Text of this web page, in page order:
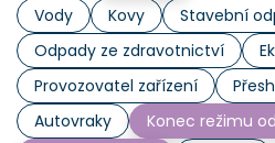
Vody
Kovy
Stavební
Odpady ze zdravotnictví
Provozovatel zařízení
Autovraky
Konec režimu